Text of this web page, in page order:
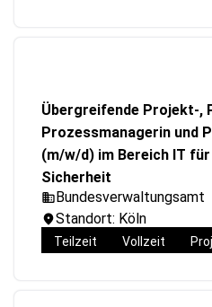
Übergreifende Projekt-,
Prozessmanagerin und
(m/w/d) im Bereich IT
Sicherheit
Bundesverwaltungsamt
Standort: Köln
Teilzeit Vollzeit